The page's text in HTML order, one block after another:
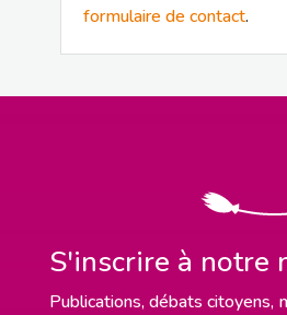
formulaire de contact.
S'inscrire à notre
Publications, débats citoyens,